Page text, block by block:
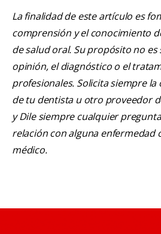
La finalidad de este artículo es
comprensión y el conocimiento
de salud oral. Su propósito no
opinión, el diagnóstico o el
profesionales. Solicita siempre
de tu dentista u otro proveedor
y Dile siempre cualquier
relación con alguna enfermedad
médico.